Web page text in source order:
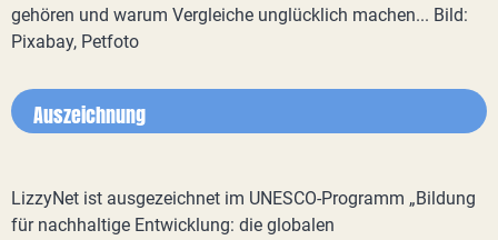
gehören und warum Vergleiche unglücklich machen... Bild:
Pixabay, Petfoto
Auszeichnung
LizzyNet ist ausgezeichnet im UNESCO-Programm „Bildung
für nachhaltige Entwicklung: die globalen